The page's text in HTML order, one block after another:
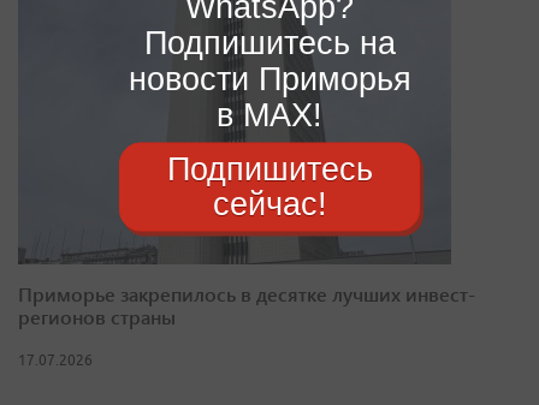
Приморье закрепилось в десятке лучших инвест-
регионов страны
17.07.2026
Подпишитесь на
новости Приморья
в MAX!
Подпишитесь
сейчас!